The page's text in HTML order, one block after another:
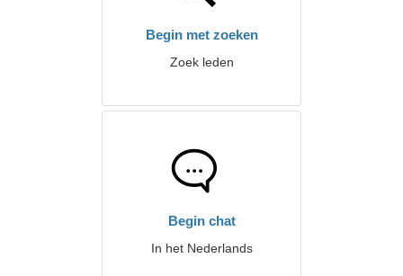
Begin met zoeken
Zoek leden
Begin chat
In het Nederlands